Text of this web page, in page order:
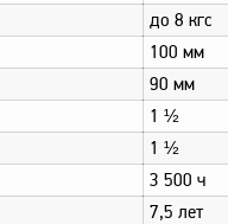
до 8 кгс
100 мм
90 мм
1 ½
1 ½
3 500 ч
7,5 лет